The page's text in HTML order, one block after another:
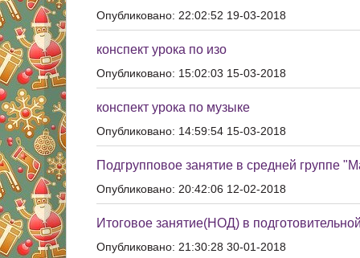
Опубликовано: 22:02:52 19-03-2018
конспект урока по изо
Опубликовано: 15:02:03 15-03-2018
конспект урока по музыке
Опубликовано: 14:59:54 15-03-2018
Подгрупповое занятие в средней группе
Опубликовано: 20:42:06 12-02-2018
Итоговое занятие(НОД) в
Опубликовано: 21:30:28 30-01-2018